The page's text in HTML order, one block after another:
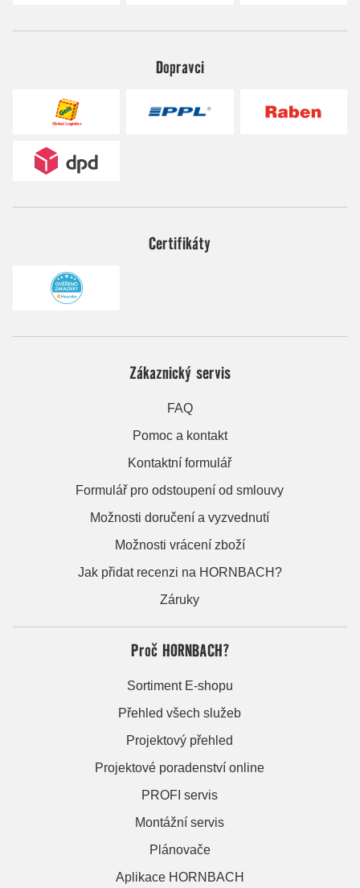
Dopravci
Certifikáty
Zákaznický servis
FAQ
Pomoc a kontakt
Kontaktní formulář
Formulář pro odstoupení od smlouvy
Možnosti doručení a vyzvednutí
Možnosti vrácení zboží
Jak přidat recenzi na HORNBACH?
Záruky
Proč HORNBACH?
Sortiment E-shopu
Přehled všech služeb
Projektový přehled
Projektové poradenství online
PROFI servis
Montážní servis
Plánovače
Aplikace HORNBACH